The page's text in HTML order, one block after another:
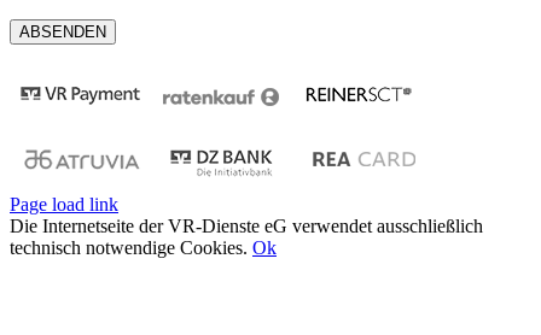
Page load link
Die Internetseite der VR-Dienste eG verwendet ausschließlich
technisch notwendige Cookies. Ok